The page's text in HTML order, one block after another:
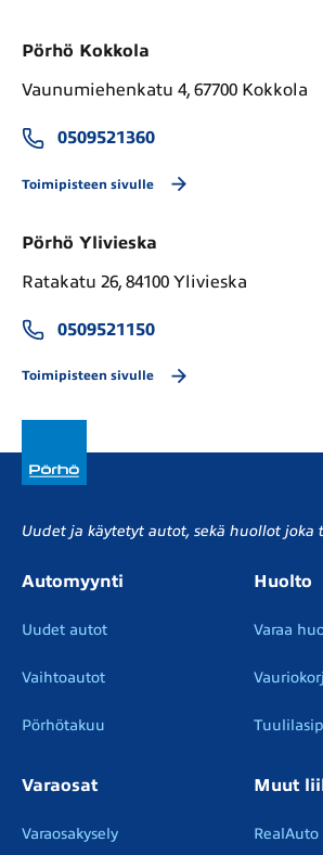
Pörhö Kokkola
Vaunumiehenkatu 4, 67700 Kokkola
0509521360
Toimipisteen sivulle
Pörhö Ylivieska
Ratakatu 26, 84100 Ylivieska
0509521150
Toimipisteen sivulle
Uudet ja käytetyt autot, sekä huollot joka
Automyynti
Uudet autot
Vaihtoautot
Pörhötakuu
Huolto
Varaa
Varaosat
Varaosakysely
Muut
RealAuto